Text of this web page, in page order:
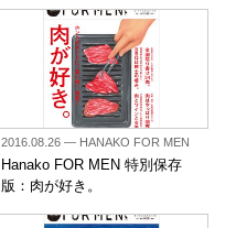
2016.08.26— HANAKO FOR MEN
Hanako FOR MEN 特別保存
版：肉が好き。